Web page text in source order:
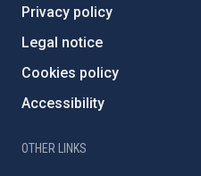
Privacy policy
Legal notice
Cookies policy
Accessibility
OTHER LINKS